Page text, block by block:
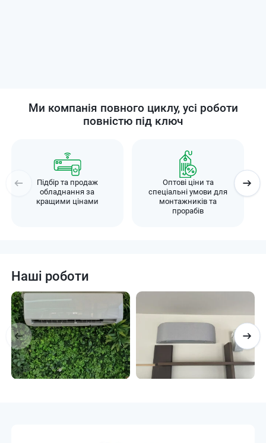
Ми компанія повного циклу, усі роботи
повністю під ключ
Підбір та продаж
обладнання за
кращими цінами
Оптові ціни та
спеціальні умови для
монтажників та
прорабів
Наші роботи